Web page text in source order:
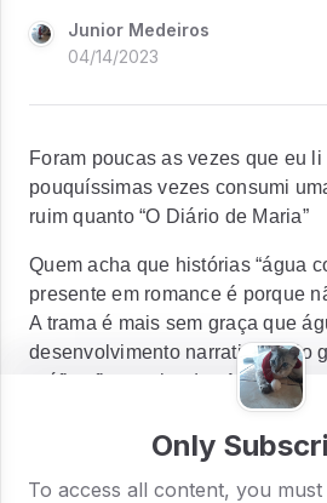
Junior Medeiros
04/14/2023
Foram poucas as vezes que eu
pouquíssimas vezes consumi
ruim quanto “O Diário de Maria”
Quem acha que histórias “água
presente em romance é porque
A trama é mais sem graça que
desenvolvimento narrativo é tão
gráfico financeiro das
têm o carisma de uma Itaipava
Pra falar a verdade, nem sei se
tem uma “trama” é correto.
Only
To access all content, you